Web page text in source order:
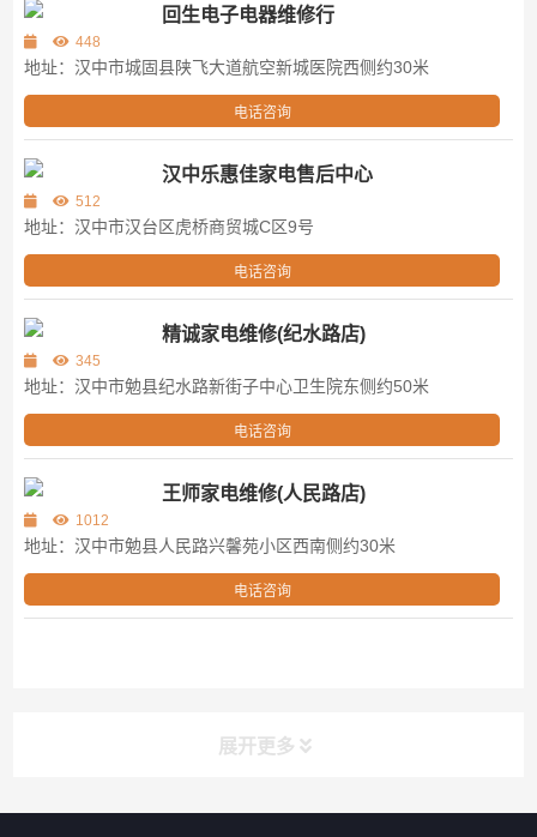
回生电子电器维修行
448
地址：汉中市城固县陕飞大道航空新城医院西侧约30米
电话咨询
汉中乐惠佳家电售后中心
512
地址：汉中市汉台区虎桥商贸城C区9号
电话咨询
精诚家电维修(纪水路店)
345
地址：汉中市勉县纪水路新街子中心卫生院东侧约50米
电话咨询
王师家电维修(人民路店)
1012
地址：汉中市勉县人民路兴馨苑小区西南侧约30米
电话咨询
展开更多